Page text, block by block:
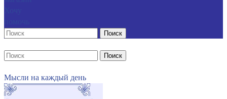
Поиск
Поиск
Мысли на каждый день